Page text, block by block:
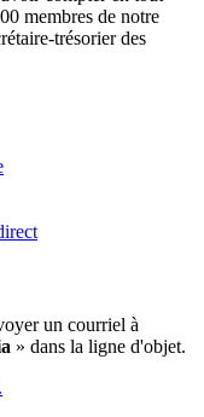
membres de notre
trésorierdes
un courriel à
» dans la ligne d'objet.